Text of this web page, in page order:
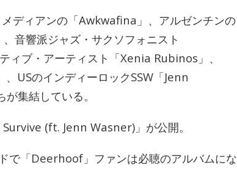
ディアンの「Awkwafina」、アルゼンチンの
音響派ジャズ・サクソフォニスト
ブ・アーティスト「Xenia Rubinos」、
USのインディーロックSSW「Jenn
集結している。
(ft. Jenn Wasner)」が公開。
で「Deerhoof」ファンは必聴のアルバムにな